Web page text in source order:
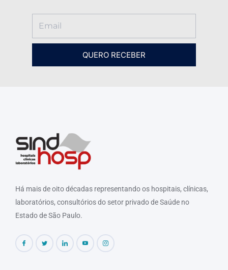
QUERO RECEBER
Há mais de oito décadas representando os hospitais, clínicas,
laboratórios, consultórios do setor privado de Saúde no
Estado de São Paulo.